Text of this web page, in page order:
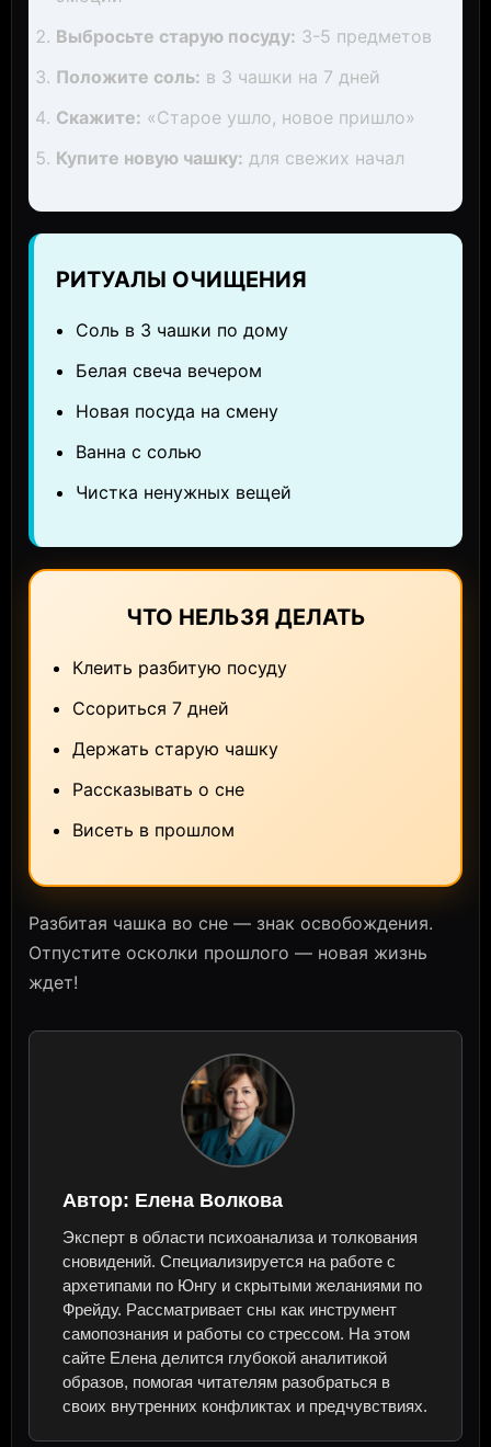
Выбросьте старую посуду: 3-5 предметов
Положите соль: в 3 чашки на 7 дней
Скажите: «Старое ушло, новое пришло»
Купите новую чашку: для свежих начал
РИТУАЛЫ ОЧИЩЕНИЯ
Соль в 3 чашки по дому
Белая свеча вечером
Новая посуда на смену
Ванна с солью
Чистка ненужных вещей
ЧТО НЕЛЬЗЯ ДЕЛАТЬ
Клеить разбитую посуду
Ссориться 7 дней
Держать старую чашку
Рассказывать о сне
Висеть в прошлом
Разбитая чашка во сне — знак освобождения.
Отпустите осколки прошлого — новая жизнь
ждет!
Автор: Елена Волкова
Эксперт в области психоанализа и толкования
сновидений. Специализируется на работе с
архетипами по Юнгу и скрытыми желаниями по
Фрейду. Рассматривает сны как инструмент
самопознания и работы со стрессом. На этом
сайте Елена делится глубокой аналитикой
образов, помогая читателям разобраться в
своих внутренних конфликтах и предчувствиях.